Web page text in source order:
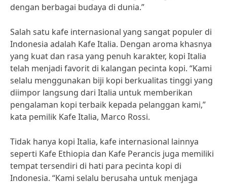
dengan berbagai budaya di dunia.”
Salah satu kafe internasional yang sangat populer di
Indonesia adalah Kafe Italia. Dengan aroma khasnya
yang kuat dan rasa yang penuh karakter, kopi Italia
telah menjadi favorit di kalangan pecinta kopi. “Kami
selalu menggunakan biji kopi berkualitas tinggi yang
diimpor langsung dari Italia untuk memberikan
pengalaman kopi terbaik kepada pelanggan kami,”
kata pemilik Kafe Italia, Marco Rossi.
Tidak hanya kopi Italia, kafe internasional lainnya
seperti Kafe Ethiopia dan Kafe Perancis juga memiliki
tempat tersendiri di hati para pecinta kopi di
Indonesia. “Kami selalu berusaha untuk menjaga